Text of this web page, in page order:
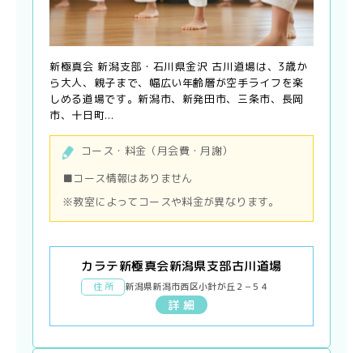
新極真会 新潟支部・石川県金沢 古川道場は、3歳か
ら大人、親子まで、幅広い年齢層が空手ライフを楽
しめる道場です。新潟市、新発田市、三条市、長岡
市、十日町...
コース・料金（月会費・月謝）
■コース情報はありません
※教室によってコースや料金が異なります。
カラテ新極真会新潟県支部古川道場
住 所 新潟県新潟市西区小針が丘２−５４
詳 細